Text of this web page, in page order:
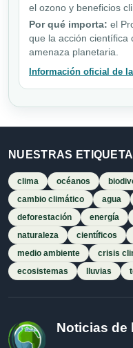
el ozono y beneficios
Por qué importa: el
que la acción científica
amenaza planetaria.
Información oficial de la
NUESTRAS
clima océanos
cambio climático
agua
deforestación
energía
naturaleza
científicos
medio ambiente
crisis
ecosistemas
lluvias
Noticias de